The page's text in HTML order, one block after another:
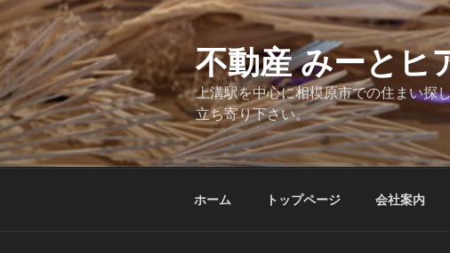
コ
ン
テ
ン
ツ
へ
ス
キ
不動産 みーとヒ
上溝駅を中心に相模原市での住まい探
立ち寄り下さい。
ホーム トップページ 会社案内